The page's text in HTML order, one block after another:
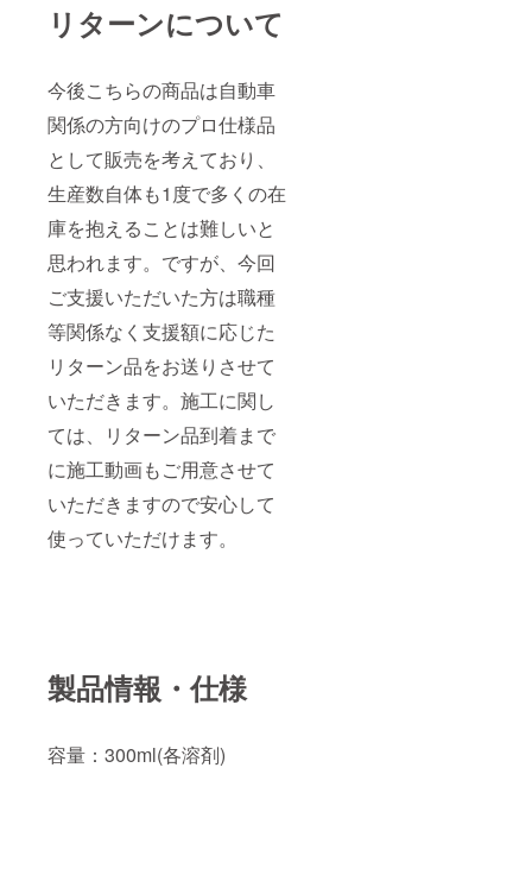
リターンについて
今後こちらの商品は自動車
関係の方向けのプロ仕様品
として販売を考えており、
生産数自体も1度で多くの在
庫を抱えることは難しいと
思われます。ですが、今回
ご支援いただいた方は職種
等関係なく支援額に応じた
リターン品をお送りさせて
いただきます。施工に関し
ては、リターン品到着まで
に施工動画もご用意させて
いただきますので安心して
使っていただけます。
製品情報・仕様
容量：300ml(各溶剤)